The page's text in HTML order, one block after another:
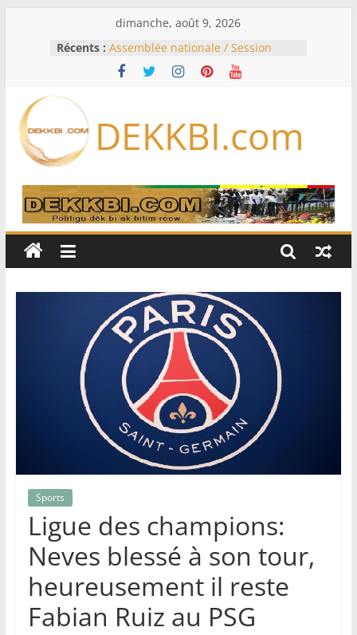
dimanche, août 9, 2026
Récents : Assemblée nationale / Session
extraordinaire: Six commissions
d’enquête à l’ordre du jour ce lundi
Bénin: Patrice Talon élu président
du Sénat, moins de trois mois
Pakistan et la Turquie signent un
accord de défense
RD Congo: Kinshasa interdit les
exportations de cuivre et de cobalt
production
DEKKBI.com
Sports
Ligue des champions:
Neves blessé à son tour,
heureusement il reste
Fabian Ruiz au PSG